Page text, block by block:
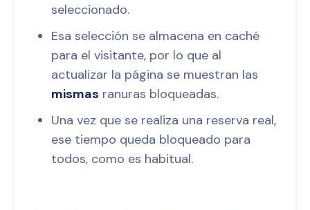
seleccionado.
Esa selección se almacena en caché
para el visitante, por lo que al
actualizar la página se muestran las
mismas ranuras bloqueadas.
Una vez que se realiza una reserva real,
ese tiempo queda bloqueado para
todos, como es habitual.